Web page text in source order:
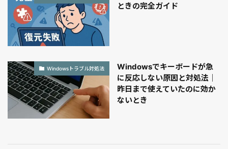
ときの完全ガイド
Windowsトラブル対処法
Windowsでキーボードが急
に反応しない原因と対処法｜
昨日まで使えていたのに効か
ないとき